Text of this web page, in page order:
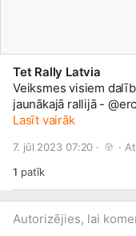
Tet Rally Latvia
Veiksmes visiem
jaunākajā rallijā -
Lasīt vairāk
7. jūl 2023 07:20 · ·
1 patīk
Autorizējies, lai